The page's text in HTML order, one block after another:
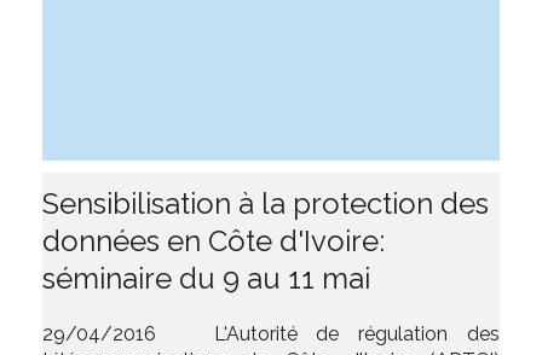
Sensibilisation à la protection des
données en Côte d'Ivoire:
séminaire du 9 au 11 mai
29/04/2016 L'Autorité de régulation des